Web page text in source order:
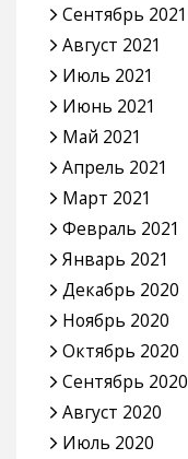
Сентябрь 2021
Август 2021
Июль 2021
Июнь 2021
Май 2021
Апрель 2021
Март 2021
Февраль 2021
Январь 2021
Декабрь 2020
Ноябрь 2020
Октябрь 2020
Сентябрь 2020
Август 2020
Июль 2020